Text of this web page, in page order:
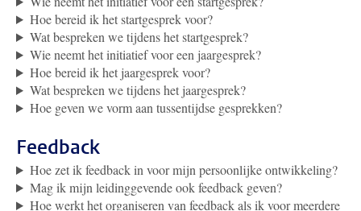
Hoe bereid ik het startgesprek voor?
Wat bespreken we tijdens het startgesprek?
Wie neemt het initiatief voor een jaargesprek?
Hoe bereid ik het jaargesprek voor?
Wat bespreken we tijdens het jaargesprek?
Hoe geven we vorm aan tussentijdse gesprekken?
Feedback
Hoe zet ik feedback in voor mijn persoonlijke ontwikkeling?
Mag ik mijn leidinggevende ook feedback geven?
Hoe werkt het organiseren van feedback als ik voor meerdere